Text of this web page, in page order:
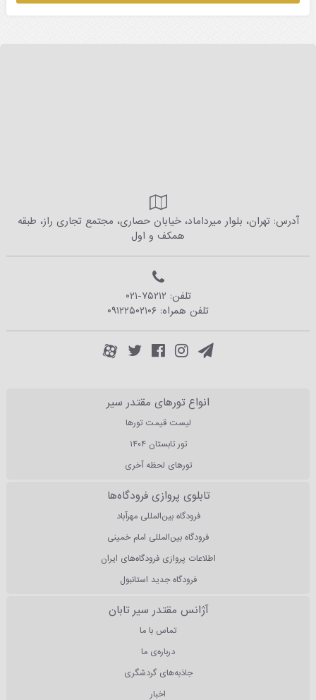
آدرس: تهران، بلوار میرداماد، خیابان حصاری، مجتمع تجاری راز، طبقه
همکف و اول
تلفن: ۰۲۱-۷۵۲۱۲
تلفن همراه: ۰۹۱۲۲۵۰۲۱۰۶
انواع تورهای مقتدر سیر
لیست قیمت تورها
تور تابستان ۱۴۰۴
تورهای لحظه آخری
تابلوی پروازی فرودگاه‌ها
فرودگاه بین‌المللی مهرآباد
فرودگاه بین‌المللی امام خمینی
اطلاعات پروازی فرودگاه‌های ایران
فرودگاه جدید استانبول
آژانس مقتدر سیر تابان
تماس با ما
درباره‌ی ما
جاذبه‌های گردشگری
اخبار